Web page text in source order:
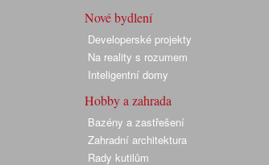
Nové bydlení
Developerské projekty
Na reality s rozumem
Inteligentní domy
Hobby a zahrada
Bazény a zastřešení
Zahradní architektura
Rady kutilům